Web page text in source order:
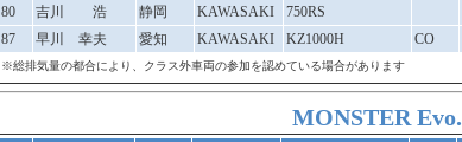
80
吉川 浩 静岡 KAWASAKI 750RS
87
早川 幸夫 愛知 KAWASAKI KZ1000H CO
※総排気量の都合により、クラス外車両の参加を認めている場合があります
MONSTER Evo.